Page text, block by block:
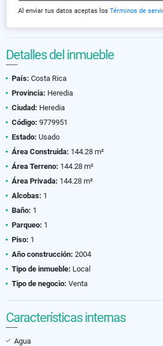
Al enviar tus datos aceptas los Términos de
Detalles del inmueble
País: Costa Rica
Provincia: Heredia
Ciudad: Heredia
Código: 9779951
Estado: Usado
Área Construida: 144.28 m²
Área Terreno: 144.28 m²
Área Privada: 144.28 m²
Alcobas: 1
Baño: 1
Parqueo: 1
Piso: 1
Año construcción: 2004
Tipo de inmueble: Local
Tipo de negocio: Venta
Características internas
Agua